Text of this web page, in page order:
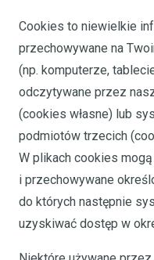
Cookies to niewielkie
przechowywane na
(np. komputerze,
odczytywane przez
(cookies własne) lub
podmiotów trzecich
W plikach cookies
i przechowywane
do których następnie
uzyskiwać dostęp w